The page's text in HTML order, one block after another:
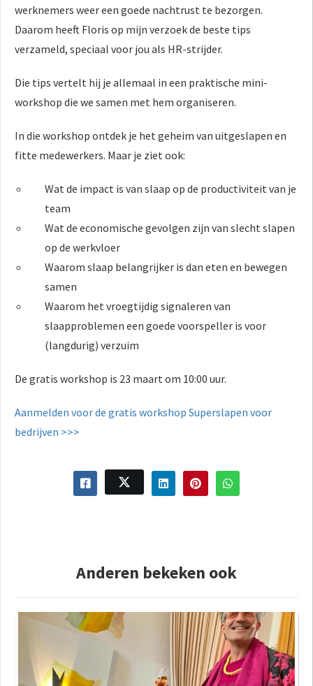
werknemers weer een goede nachtrust te bezorgen.
Daarom heeft Floris op mijn verzoek de beste tips
verzameld, speciaal voor jou als HR-strijder.
Die tips vertelt hij je allemaal in een praktische mini-
workshop die we samen met hem organiseren.
In die workshop ontdek je het geheim van uitgeslapen en
fitte medewerkers. Maar je ziet ook:
Wat de impact is van slaap op de productiviteit van je
team
Wat de economische gevolgen zijn van slecht slapen
op de werkvloer
Waarom slaap belangrijker is dan eten en bewegen
samen
Waarom het vroegtijdig signaleren van
slaapproblemen een goede voorspeller is voor
(langdurig) verzuim
De gratis workshop is 23 maart om 10:00 uur.
Aanmelden voor de gratis workshop Superslapen voor
bedrijven >>>
Anderen bekeken ook